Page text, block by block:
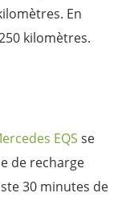
En
kilomètres.
EQS se
de recharge
30 minutes de